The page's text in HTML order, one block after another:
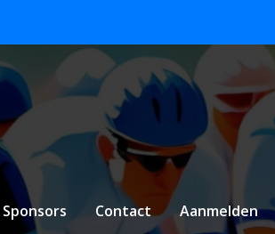
Sponsors Contact Aanmelden